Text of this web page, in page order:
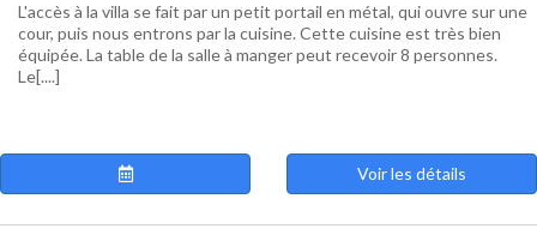
L'accès à la villa se fait par un petit portail en métal, qui ouvre sur une
cour, puis nous entrons par la cuisine. Cette cuisine est très bien
équipée. La table de la salle à manger peut recevoir 8 personnes.
Le[....]
Voir les détails